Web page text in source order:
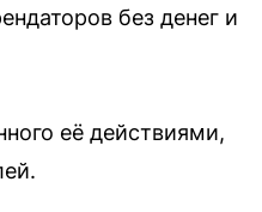
без денег и
её действиями,